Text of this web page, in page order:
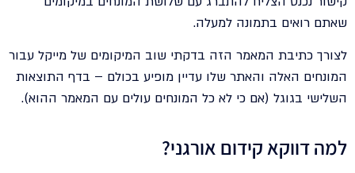
שאתם רואים בתמונה למעלה.
לצורך כתיבת המאמר הזה בדקתי שוב המיקומים של מייקל עבור
המונחים האלה והאתר שלו עדיין מופיע בכולם – בדף התוצאות
השלישי בגוגל (אם כי לא כל המונחים עולים עם המאמר ההוא).
למה דווקא קידום אורגני?